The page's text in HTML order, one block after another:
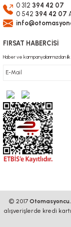
0 312 394 42 07
0 542 394 42 07
FIRSAT HABERCİSİ
Haber ve kampanyalarımızdan
© 2017
alışverişlerde kredi